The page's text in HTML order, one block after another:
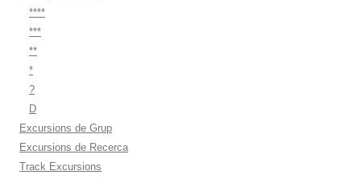
****
***
**
*
?
D
Excursions de Grup
Excursions de Recerca
Track Excursions